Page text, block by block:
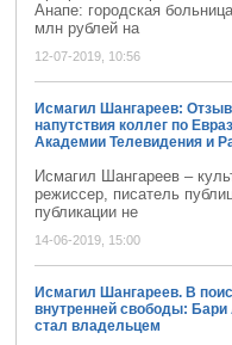
Анапе: городская
млн рублей на
12-07-2019, 10:56
Исмагил Шангареев:
напутствия коллег по
Академии Телевидения и
Исмагил Шангареев –
режиссер, писатель
публикации не
14-06-2019, 15:00
Исмагил Шангареев. В
внутренней свободы: Бари
стал владельцем